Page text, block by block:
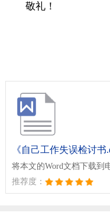
敬礼！
《自己工作失误检讨书
将本文的Word文档下载到
推荐度：